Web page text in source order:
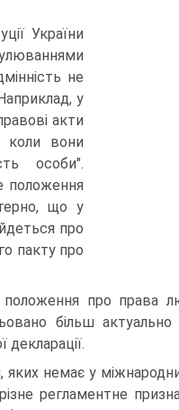
України
не
у
акти
коли вони
особи".
положення
що у
про
пакту про
положення про права
більш
декларації.
яких немає у
регламентне